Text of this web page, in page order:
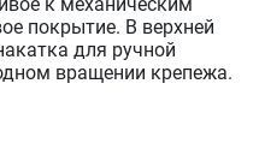
покрытие. В верхней
для ручной
вращении крепежа.